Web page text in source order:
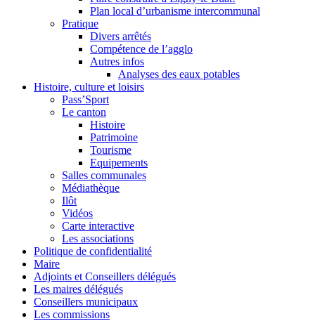
Plan local d’urbanisme intercommunal
Pratique
Divers arrêtés
Compétence de l’agglo
Autres infos
Analyses des eaux potables
Histoire, culture et loisirs
Pass’Sport
Le canton
Histoire
Patrimoine
Tourisme
Equipements
Salles communales
Médiathèque
Ilôt
Vidéos
Carte interactive
Les associations
Politique de confidentialité
Maire
Adjoints et Conseillers délégués
Les maires délégués
Conseillers municipaux
Les commissions